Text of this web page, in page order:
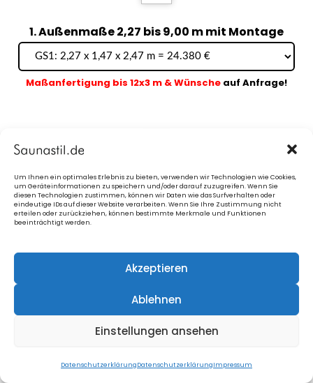
Um Ihnen ein optimales Erlebnis zu bieten, verwenden wir Technologien wie Cookies,
um Geräteinformationen zu speichern und/oder darauf zuzugreifen. Wenn Sie
diesen Technologien zustimmen, können wir Daten wie das Surfverhalten oder
eindeutige IDs auf dieser Website verarbeiten. Wenn Sie Ihre Zustimmung nicht
erteilen oder zurückziehen, können bestimmte Merkmale und Funktionen
beeinträchtigt werden.
Akzeptieren
Ablehnen
Einstellungen ansehen
DatenschutzerklärungDatenschutzerklärungImpressum
1. Außenmaße 2,27 bis 9,00 m mit Montage
Maßanfertigung bis 12x3 m & Wünsche auf Anfrage!
2. Fassadenverkleidungfürs Design
3. Zusatzfenster in der Sauna